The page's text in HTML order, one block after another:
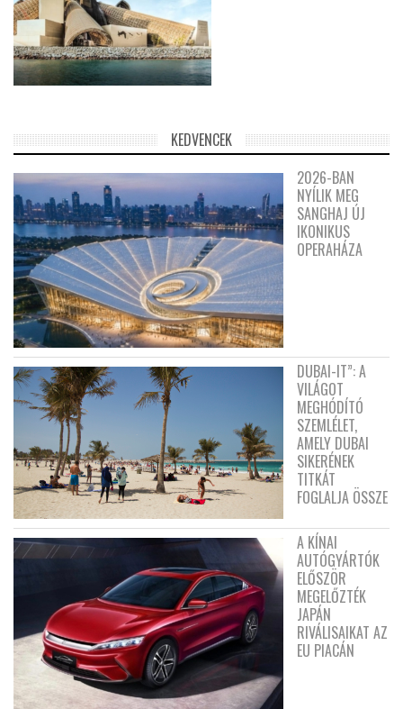
KEDVENCEK
2026-BAN
NYÍLIK MEG
SANGHAJ ÚJ
IKONIKUS
OPERAHÁZA
DUBAI-IT”: A
VILÁGOT
MEGHÓDÍTÓ
SZEMLÉLET,
AMELY DUBAI
SIKERÉNEK
TITKÁT
FOGLALJA ÖSSZE
A KÍNAI
AUTÓGYÁRTÓK
ELŐSZÖR
MEGELŐZTÉK
JAPÁN
RIVÁLISAIKAT AZ
EU PIACÁN